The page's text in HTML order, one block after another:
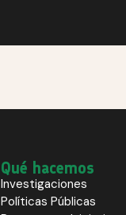
Qué hacemos
Investigaciones
Políticas Públicas